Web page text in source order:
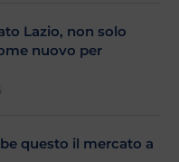
Lazio, non solo
nuovo per
questo il mercato a